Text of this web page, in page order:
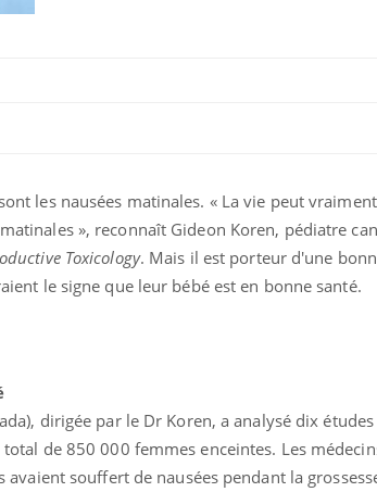
les nausées matinales. « La vie peut
», reconnaît Gideon Koren, pédiatre
Toxicology. Mais il est porteur d'une
le signe que leur bébé est en bonne santé.
dirigée par le Dr Koren, a analysé dix
de 850 000 femmes enceintes. Les
souffert de nausées pendant la
mental ou
de la
ce qui la rend